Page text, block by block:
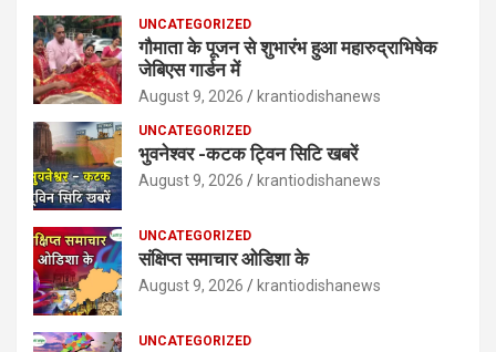
UNCATEGORIZED
गौमाता के पूजन से शुभारंभ हुआ महारुद्राभिषेक
जेबिएस गार्डन में
August 9, 2026 krantiodishanews
UNCATEGORIZED
भुवनेश्वर -कटक ट्विन सिटि खबरें
August 9, 2026 krantiodishanews
UNCATEGORIZED
संक्षिप्त समाचार ओडिशा के
August 9, 2026 krantiodishanews
UNCATEGORIZED